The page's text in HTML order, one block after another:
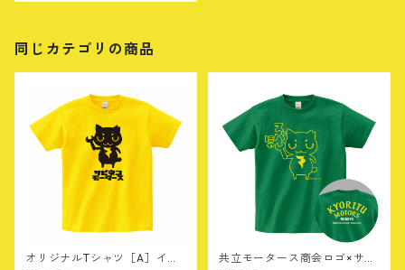
同じカテゴリの商品
オリジナルTシャツ［A］イエ
共立モータース商会ロゴ×サビ